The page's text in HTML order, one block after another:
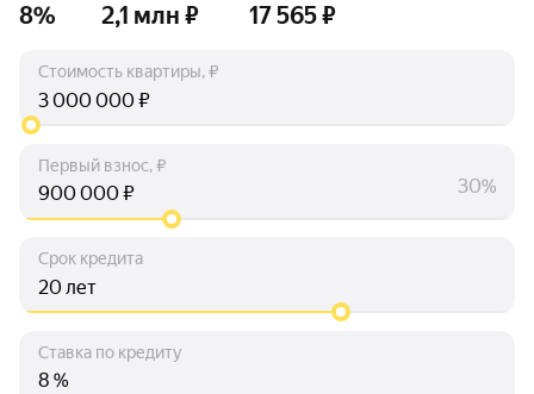
8% 2,1 млн ₽ 17 565 ₽
Стоимость квартиры, ₽
₽
Первый взнос, ₽
₽ 30%
Срок кредита
лет
Ставка по кредиту
%